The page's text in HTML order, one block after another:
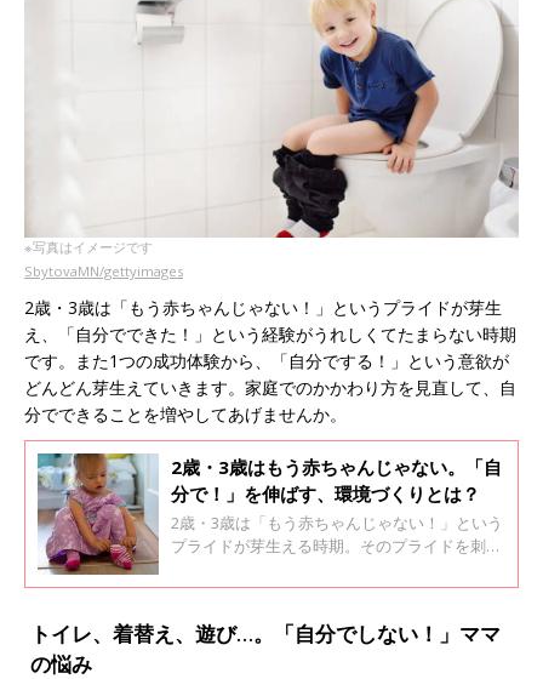
※写真はイメージです
SbytovaMN/gettyimages
2歳・3歳は「もう赤ちゃんじゃない！」というプライドが芽生
え、「自分でできた！」という経験がうれしくてたまらない時期
です。また1つの成功体験から、「自分でする！」という意欲が
どんどん芽生えていきます。家庭でのかかわり方を見直して、自
分でできることを増やしてあげませんか。
2歳・3歳はもう赤ちゃんじゃない。「自
分で！」を伸ばす、環境づくりとは？
2歳・3歳は「もう赤ちゃんじゃない！」という
プライドが芽生える時期。そのプライドを刺激
えていきます。2歳・3歳になったら、子どもと
げませんか。
トイレ、着替え、遊び…。「自分でしない！」ママ
の悩み